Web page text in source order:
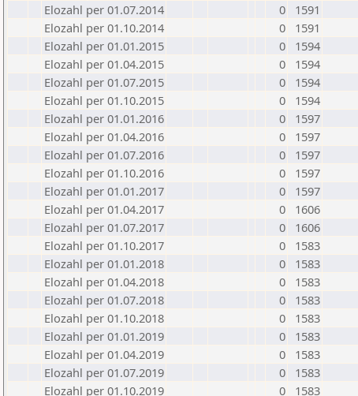
Elozahl per 01.07.2014
0
1591
Elozahl per 01.10.2014
0
1591
Elozahl per 01.01.2015
0
1594
Elozahl per 01.04.2015
0
1594
Elozahl per 01.07.2015
0
1594
Elozahl per 01.10.2015
0
1594
Elozahl per 01.01.2016
0
1597
Elozahl per 01.04.2016
0
1597
Elozahl per 01.07.2016
0
1597
Elozahl per 01.10.2016
0
1597
Elozahl per 01.01.2017
0
1597
Elozahl per 01.04.2017
0
1606
Elozahl per 01.07.2017
0
1606
Elozahl per 01.10.2017
0
1583
Elozahl per 01.01.2018
0
1583
Elozahl per 01.04.2018
0
1583
Elozahl per 01.07.2018
0
1583
Elozahl per 01.10.2018
0
1583
Elozahl per 01.01.2019
0
1583
Elozahl per 01.04.2019
0
1583
Elozahl per 01.07.2019
0
1583
Elozahl per 01.10.2019
0
1583